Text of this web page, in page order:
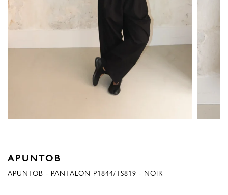
APUNTOB
APUNTOB - PANTALON P1844/TS819 - NOIR